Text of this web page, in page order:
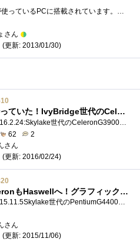
普段は家族が使っているPCに搭載されています。それゆえ、普段は定格にて動作していますが、かなりのOC耐性を持ち、実性能もなかなかで個人的�...
さん
(更新: 2013/01/30)
全人類が待っていた！IvyBridge世代のCeleron G1610（；=ﾟωﾟ）=３３３ （ベンチとQSV対応方法追記！）
62
2
さん
(更新: 2016/02/24)
ついにCeleronもHaswellへ！グラフィックが大幅に強化された新世代ローエンドCPU（；=ﾟωﾟ）=333 ※ベンチマーク掲載！
さん
(更新: 2015/11/06)